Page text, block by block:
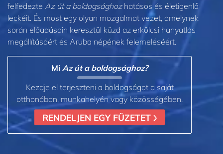
felfedezte Az út a boldogsághozhatásos és életigenlő
leckéit. És most egy olyan mozgalmat vezet, amelynek
során előadásain keresztül küzd az erkölcsi hanyatlás
megállításáért és Aruba népének felemeléséért.
Mi Az út a boldogsághoz?
Kezdje el terjeszteni a boldogságot a saját
otthonában, munkahelyén vagy közösségében.
RENDELJEN EGY FÜZETET